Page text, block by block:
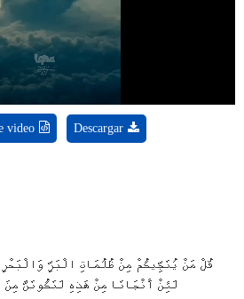
Video
video Descargar
قُلْ مَنْ يُنَجِّيكُمْ مِنْ ظُلُمَاتِ الْبَرِّ
لَئِنْ أَنْجَانَا مِنْ هَذِهِ لَنَكُونَنَّ مِنَ